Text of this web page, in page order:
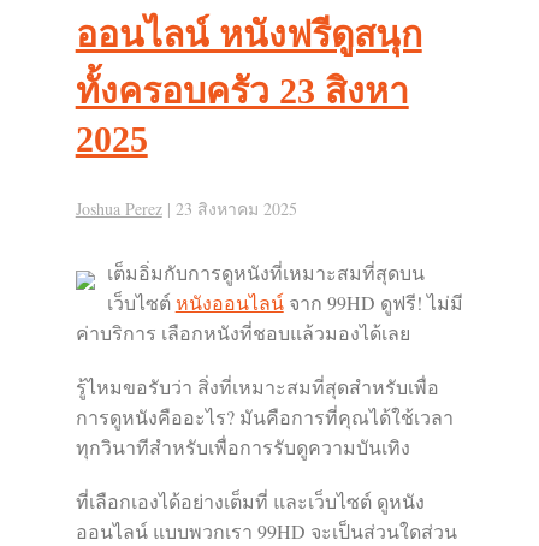
ออนไลน์ หนังฟรีดูสนุก
ทั้งครอบครัว 23 สิงหา
2025
Joshua Perez | 23 สิงหาคม 2025
เต็มอิ่มกับการดูหนังที่เหมาะสมที่สุดบน
เว็บไซต์หนังออนไลน์จาก 99HD ดูฟรี! ไม่มี
ค่าบริการ เลือกหนังที่ชอบแล้วมองได้เลย
รู้ไหมขอรับว่า สิ่งที่เหมาะสมที่สุดสำหรับเพื่อ
การดูหนังคืออะไร? มันคือการที่คุณได้ใช้เวลา
ทุกวินาทีสำหรับเพื่อการรับดูความบันเทิง
ที่เลือกเองได้อย่างเต็มที่ และเว็บไซต์ ดูหนัง
ออนไลน์ แบบพวกเรา 99HD จะเป็นส่วนใดส่วน